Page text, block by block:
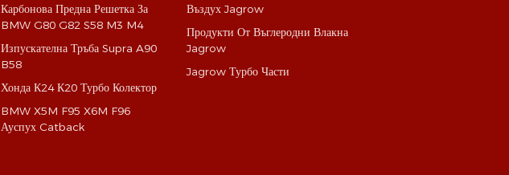
Карбонова Предна Решетка За
BMW G80 G82 S58 M3 M4
Изпускателна Тръба Supra A90
B58
Хонда К24 К20 Турбо Колектор
BMW X5M F95 X6M F96
Ауспух Catback
Въздух Jagrow
Продукти От Въглеродни Влакна
Jagrow
Jagrow Турбо Части